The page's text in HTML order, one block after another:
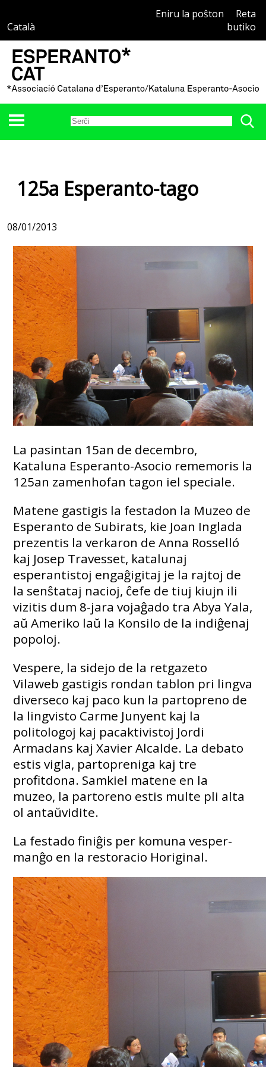
Català
Eniru la poŝton
Reta
butiko
125a Esperanto-tago
08/01/2013
La pasintan 15an de decembro,
Kataluna Esperanto-Asocio rememoris la
125an zamenhofan tagon iel speciale.
Matene gastigis la festadon la Muzeo de
Esperanto de Subirats, kie Joan Inglada
prezentis la verkaron de Anna Rosselló
kaj Josep Travesset, katalunaj
esperantistoj engaĝigitaj je la rajtoj de
la senŝtataj nacioj, ĉefe de tiuj kiujn ili
vizitis dum 8-jara vojaĝado tra Abya Yala,
aŭ Ameriko laŭ la Konsilo de la indiĝenaj
popoloj.
Vespere, la sidejo de la retgazeto
Vilaweb gastigis rondan tablon pri lingva
diverseco kaj paco kun la partopreno de
la lingvisto Carme Junyent kaj la
politologoj kaj pacaktivistoj Jordi
Armadans kaj Xavier Alcalde. La debato
estis vigla, partopreniga kaj tre
profitdona. Samkiel matene en la
muzeo, la partoreno estis multe pli alta
ol antaŭvidite.
La festado finiĝis per komuna vesper-
manĝo en la restoracio Horiginal.